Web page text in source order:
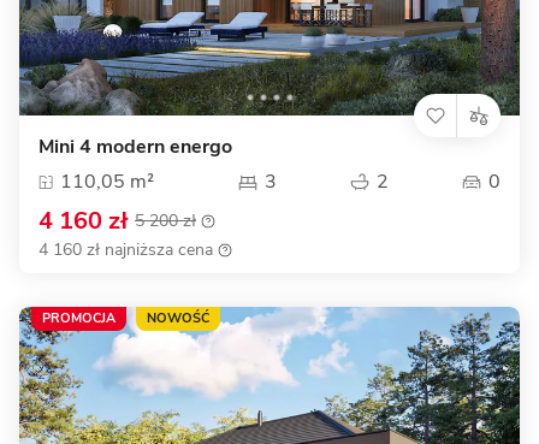
Mini 4 modern energo
110,05 m²
3 2 0
4 160 zł 5 200 zł
4 160 zł najniższa cena
PROMOCJA NOWOŚĆ